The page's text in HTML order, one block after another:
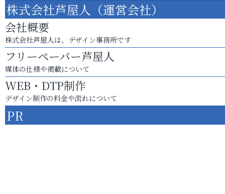
株式会社芦屋人（運営会社）
会社概要
株式会社芦屋人は、デザイン事務所です
フリーペーパー芦屋人
媒体の仕様や掲載について
WEB・DTP制作
デザイン制作の料金や流れについて
PR